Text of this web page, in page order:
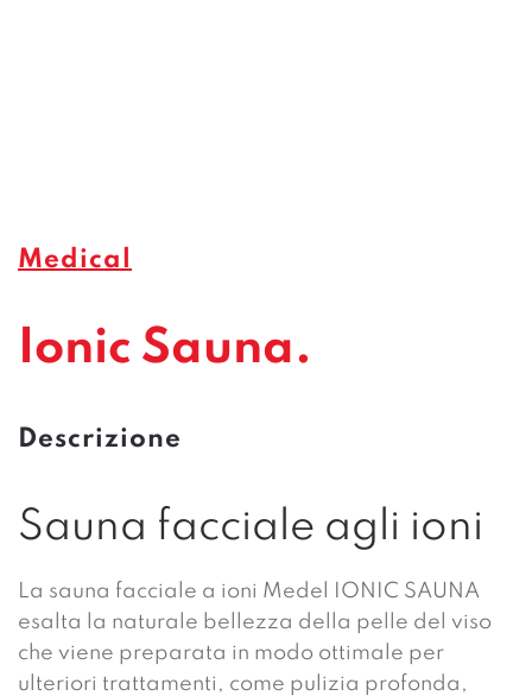
Medical
Ionic Sauna.
Descrizione
Sauna facciale agli ioni
La sauna facciale a ioni Medel IONIC SAUNA
esalta la naturale bellezza della pelle del viso
che viene preparata in modo ottimale per
ulteriori trattamenti, come pulizia profonda,